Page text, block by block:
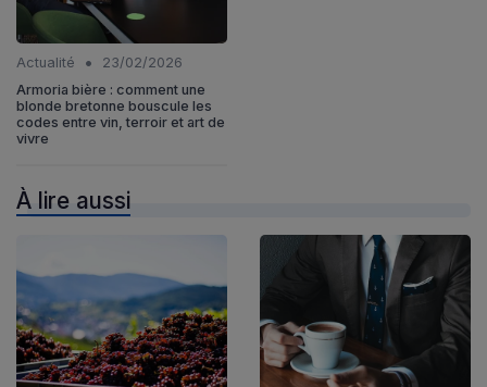
Actualité •
23/02/2026
Armoria bière : comment une
blonde bretonne bouscule les
codes entre vin, terroir et art de
vivre
À lire aussi